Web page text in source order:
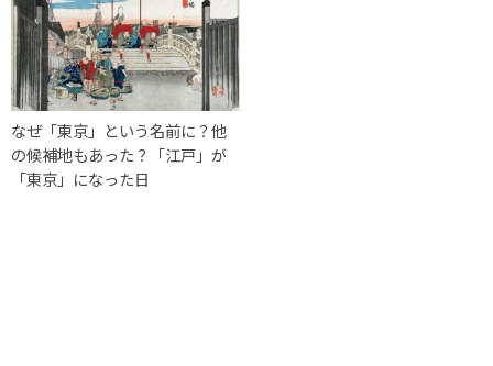
なぜ「東京」という名前に？他
の候補地もあった？「江戸」が
「東京」になった日